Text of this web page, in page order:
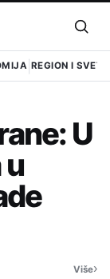
REGION I SVET
U
Više›